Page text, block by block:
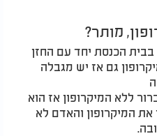
מותר?
הכנסת יחד עם החזן
גם אז יש מגבלה
ללא המיקרופון אז הוא
את המיקרופון והאדם לא